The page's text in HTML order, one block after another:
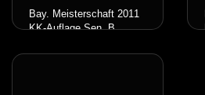
Bay. Meisterschaft 2011
KK-Auflage Sen. B